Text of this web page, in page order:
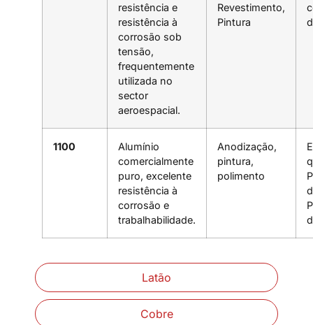
Latão
Cobre
resistência e
resistência à
corrosão sob
tensão,
frequentemente
utilizada no
sector
aeroespacial.
Revestimento,
Pintura
1100
Alumínio
comercialmente
puro, excelente
resistência à
corrosão e
trabalhabilidade.
Anodização,
pintura,
polimento